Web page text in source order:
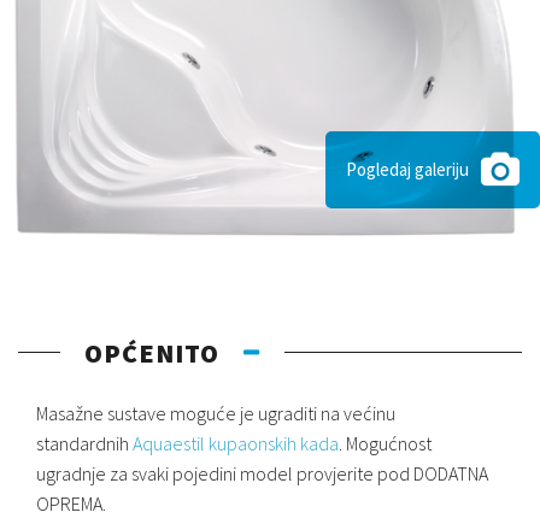
Pogledaj galeriju
OPĆENITO
Masažne sustave moguće je ugraditi na većinu
standardnih Aquaestil kupaonskih kada . Mogućnost
ugradnje za svaki pojedini model provjerite pod DODATNA
OPREMA.